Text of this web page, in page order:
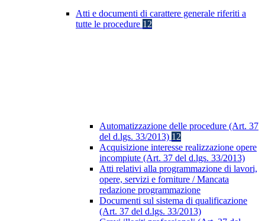
Atti e documenti di carattere generale riferiti a
tutte le procedure 12
Automatizzazione delle procedure (Art. 37
del d.lgs. 33/2013) 12
Acquisizione interesse realizzazione opere
incompiute (Art. 37 del d.lgs. 33/2013)
Atti relativi alla programmazione di lavori,
opere, servizi e forniture / Mancata
redazione programmazione
Documenti sul sistema di qualificazione
(Art. 37 del d.lgs. 33/2013)